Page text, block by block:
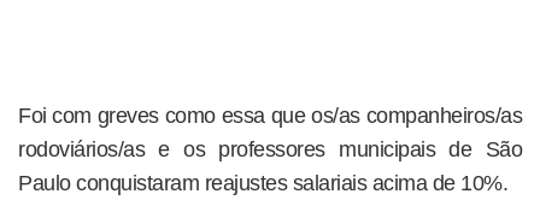
Foi com greves como essa que os/as companheiros/as
rodoviários/as e os professores municipais de São
Paulo conquistaram reajustes salariais acima de 10%.